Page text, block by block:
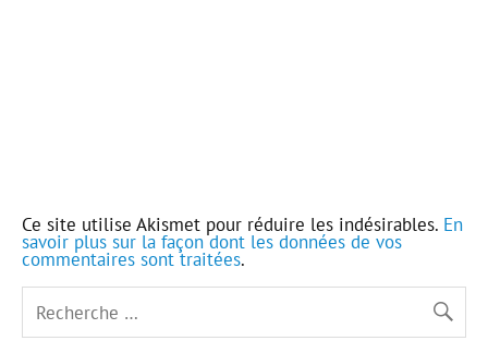
Ce site utilise Akismet pour réduire les indésirables. En
savoir plus sur la façon dont les données de vos
commentaires sont traitées.